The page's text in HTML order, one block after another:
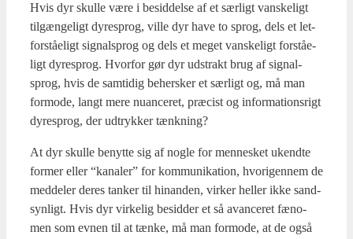
Hvis dyr skul­le være i besid­del­se af et sær­ligt van­ske­ligt
til­gæn­ge­ligt dyre­sprog, vil­le dyr have to sprog, dels et let­
for­stå­e­ligt sig­nal­sprog og dels et meget van­ske­ligt for­stå­e­
ligt dyre­sprog. Hvor­for gør dyr udstrakt brug af sig­nal­
sprog, hvis de sam­ti­dig beher­sker et sær­ligt og, må man
for­mode, langt mere nuan­ce­ret, præ­cist og infor­ma­tions­rigt
dyre­sprog, der udtryk­ker tænk­ning?
At dyr skul­le benyt­te sig af nog­le for men­ne­sket ukend­te
for­mer eller “kana­ler” for kom­mu­ni­ka­tion, hvori­gen­nem de
med­del­er deres tan­ker til hin­an­den, vir­ker hel­ler ikke sand­
syn­ligt. Hvis dyr vir­ke­lig besid­der et så avan­ce­ret fæno­
men som evnen til at tæn­ke, må man for­mode, at de også